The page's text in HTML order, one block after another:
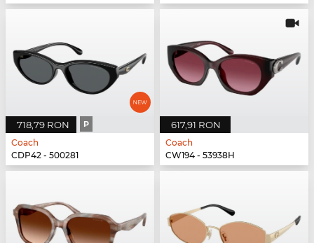
718,79 RON P
Coach
CDP42 - 500281
617,91 RON
Coach
CW194 - 53938H